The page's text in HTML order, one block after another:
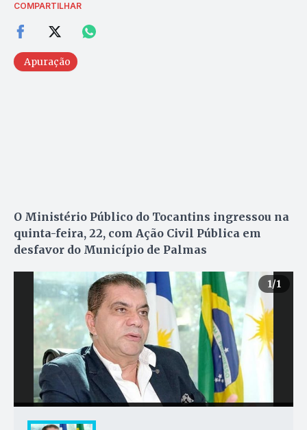
COMPARTILHAR
Apuração
O Ministério Público do Tocantins ingressou na
quinta-feira, 22, com Ação Civil Pública em
desfavor do Município de Palmas
1/1